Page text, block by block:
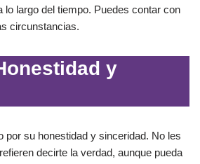
lo largo del tiempo. Puedes contar con
circunstancias.
y
por su honestidad y sinceridad. No les
decirte la verdad, aunque pueda